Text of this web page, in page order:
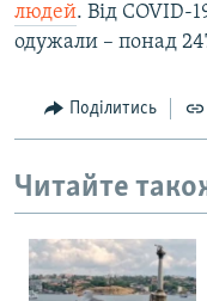
людей. Від COVID-
одужали – понад
Поділитись
Читайте